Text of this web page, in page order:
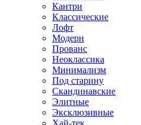
Кантри
Классические
Лофт
Модерн
Прованс
Неоклассика
Минимализм
Под старину
Скандинавские
Элитные
Эксклюзивные
Хай-тек